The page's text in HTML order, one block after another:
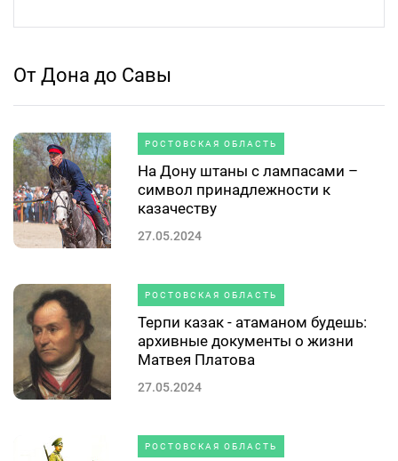
От Дона до Савы
РОСТОВСКАЯ ОБЛАСТЬ
На Дону штаны с лампасами –
символ принадлежности к
казачеству
27.05.2024
РОСТОВСКАЯ ОБЛАСТЬ
Терпи казак - атаманом будешь:
архивные документы о жизни
Матвея Платова
27.05.2024
РОСТОВСКАЯ ОБЛАСТЬ